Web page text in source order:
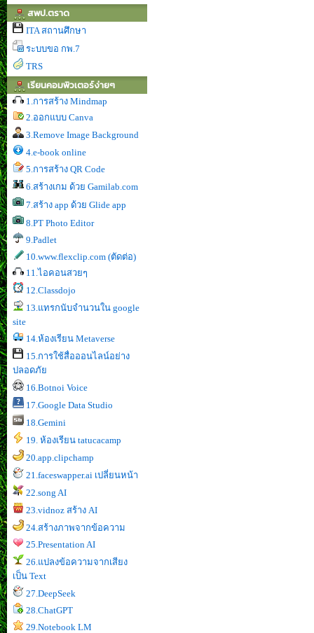
สพป.ตราด
ITA สถานศึกษา
ระบบขอ กพ.7
TRS
เรียนคอมพิวเตอร์ง่ายๆ
1.การสร้าง Mindmap
2.ออกแบบ Canva
3.Remove Image Background
4.e-book online
5.การสร้าง QR Code
6.สร้างเกม ด้วย Gamilab.com
7.สร้าง app ด้วย Glide app
8.PT Photo Editor
9.Padlet
10.www.flexclip.com (ตัดต่อ)
11.ไอคอนสวยๆ
12.Classdojo
13.แทรกนับจำนวนใน google
site
14.ห้องเรียน Metaverse
15.การใช้สื่อออนไลน์อย่าง
ปลอดภัย
16.Botnoi Voice
17.Google Data Studio
18.Gemini
19. ห้องเรียน tatucacamp
20.app.clipchamp
21.faceswapper.ai เปลี่ยนหน้า
22.song AI
23.vidnoz สร้าง AI
24.สร้างภาพจากข้อความ
25.Presentation AI
26.แปลงข้อความจากเสียง
เป็น Text
27.DeepSeek
28.ChatGPT
29.Notebook LM